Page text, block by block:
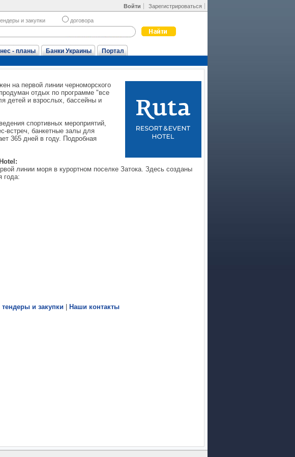
Войти Зарегистрироваться
и закупки договора
- планы Банки Украины Портал
на первой линии черноморского
отдых по программе "все
детей и взрослых, бассейны и
спортивных мероприятий,
встреч, банкетные залы для
365 дней в году. Подробная
линии моря в курортном поселке Затока. Здесь созданы
года:
и закупки
Наши контакты